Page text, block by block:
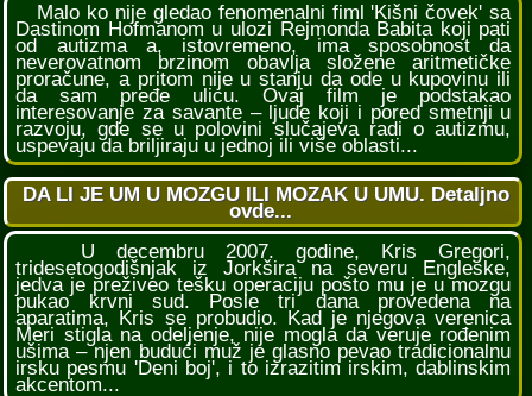
Malo ko nije gledao fenomenalni fiml 'Kišni čovek' sa
Dastinom Hofmanom u ulozi Rejmonda Babita koji pati
od autizma a, istovremeno, ima sposobnost da
neverovatnom brzinom obavlja složene aritmetičke
proračune, a pritom nije u stanju da ode u kupovinu ili
da sam pređe ulicu. Ovaj film je podstakao
interesovanje za savante – ljude koji i pored smetnji u
razvoju, gde se u polovini slučajeva radi o autizmu,
uspevaju da briljiraju u jednoj ili više oblasti...
DA LI JE UM U MOZGU ILI MOZAK U UMU. Detaljno
ovde...
U decembru 2007. godine, Kris Gregori,
tridesetogodišnjak iz Jorkšira na severu Engleske,
jedva je preživeo tešku operaciju pošto mu je u mozgu
pukao krvni sud. Posle tri dana provedena na
aparatima, Kris se probudio. Kad je njegova verenica
Meri stigla na odeljenje, nije mogla da veruje rođenim
ušima – njen budući muž je glasno pevao tradicionalnu
irsku pesmu 'Deni boj', i to izrazitim irskim, dablinskim
akcentom...